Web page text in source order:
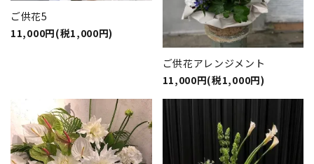
ご供花5
11,000円(税1,000円)
ご供花アレンジメント
11,000円(税1,000円)